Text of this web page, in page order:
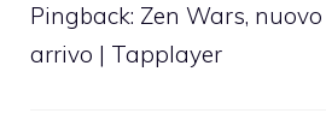
Pingback: Zen Wars,
arrivo | Tapplayer